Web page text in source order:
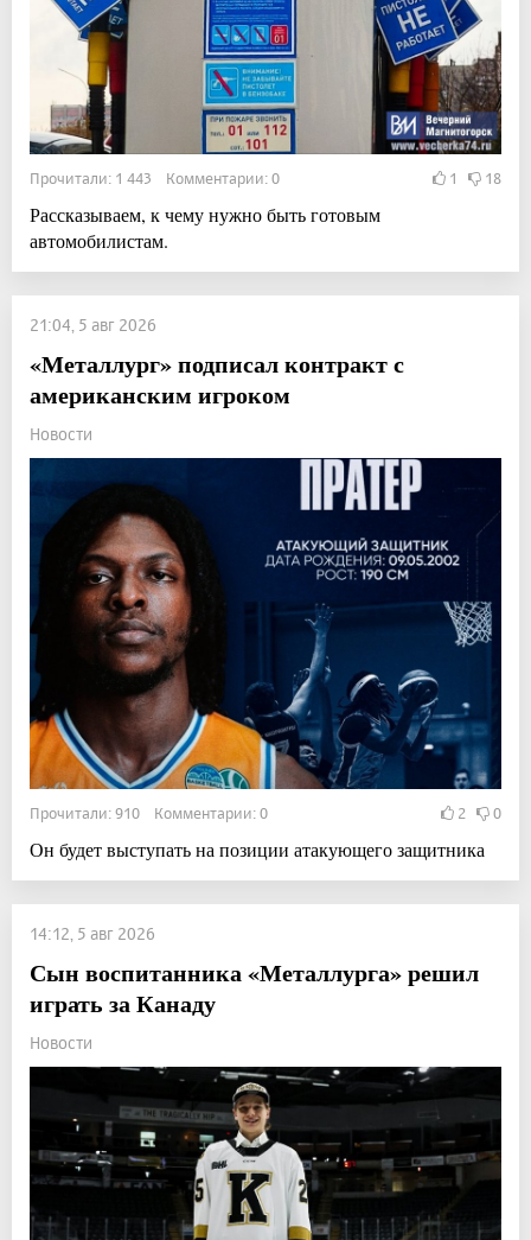
Прочитали: 1 443 Комментарии: 0 1 18
Рассказываем, к чему нужно быть готовым
автомобилистам.
21:04, 5 авг 2026
«Металлург» подписал контракт с
американским игроком
Новости
Прочитали: 910 Комментарии: 0 2 0
Он будет выступать на позиции атакующего защитника
14:12, 5 авг 2026
Сын воспитанника «Металлурга» решил
играть за Канаду
Новости